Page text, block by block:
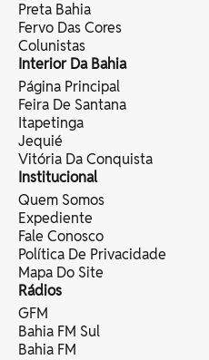
Preta Bahia
Fervo Das Cores
Colunistas
Interior Da Bahia
Página Principal
Feira De Santana
Itapetinga
Jequié
Vitória Da Conquista
Institucional
Quem Somos
Expediente
Fale Conosco
Política De Privacidade
Mapa Do Site
Rádios
GFM
Bahia FM Sul
Bahia FM